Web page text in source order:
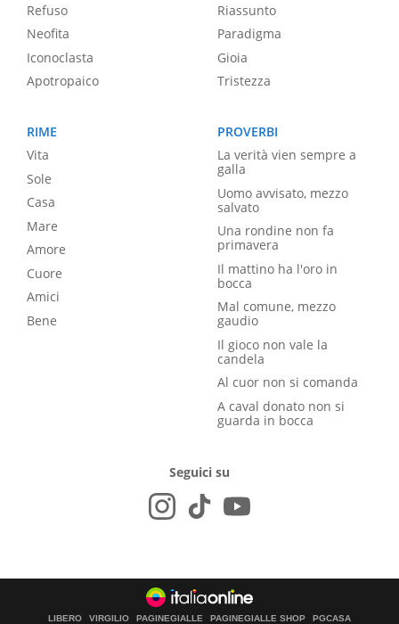
Refuso
Neofita
Iconoclasta
Apotropaico
Riassunto
Paradigma
Gioia
Tristezza
RIME
Vita
Sole
Casa
Mare
Amore
Cuore
Amici
Bene
PROVERBI
La verità vien sempre a
galla
Uomo avvisato, mezzo
salvato
Una rondine non fa
primavera
Il mattino ha l'oro in
bocca
Mal comune, mezzo
gaudio
Il gioco non vale la
candela
Al cuor non si comanda
A caval donato non si
guarda in bocca
Seguici su
LIBERO VIRGILIO PAGINEGIALLE PAGINEGIALLE SHOP PGCASA